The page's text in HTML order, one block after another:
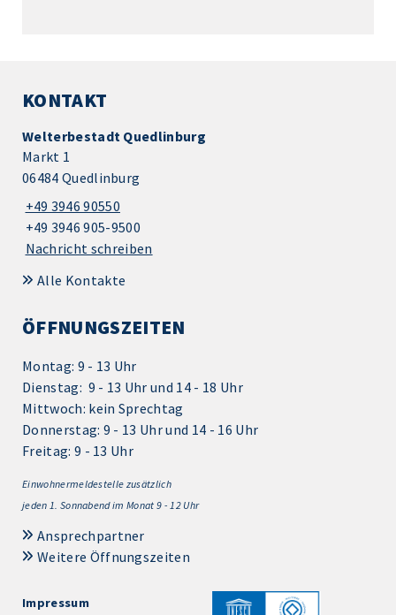
KONTAKT
Welterbestadt Quedlinburg
Markt 1
06484 Quedlinburg
+49 3946 90550
+49 3946 905-9500
Nachricht schreiben
Alle Kontakte
ÖFFNUNGSZEITEN
Montag: 9 - 13 Uhr
Dienstag: 9 - 13 Uhr und 14 - 18 Uhr
Mittwoch: kein Sprechtag
Donnerstag: 9 - 13 Uhr und 14 - 16 Uhr
Freitag: 9 - 13 Uhr
Einwohnermeldestelle zusätzlich
jeden 1. Sonnabend im Monat 9 - 12 Uhr
Ansprechpartner
Weitere Öffnungszeiten
Impressum